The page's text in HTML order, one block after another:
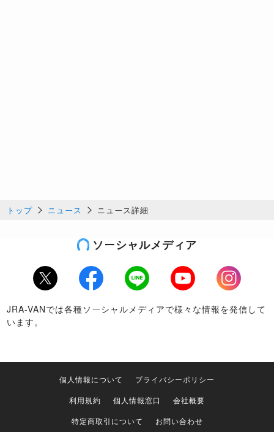
トップ ニュース ニュース詳細
ソーシャルメディア
Twitter Facebook LINE Youtube
Instagram
JRA-VANでは各種ソーシャルメディアで様々な情報を発信して
います。
個人情報について
プライバシーポリシー
利用規約
個人情報窓口
会社概要
特定商取引について
お問い合わせ